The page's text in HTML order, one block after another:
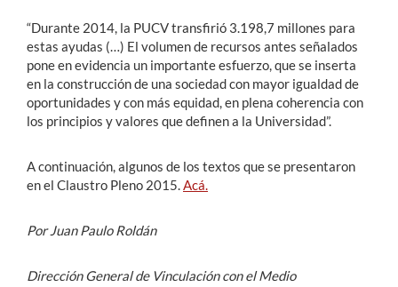
“Durante 2014, la PUCV transfirió 3.198,7 millones para
estas ayudas (…) El volumen de recursos antes señalados
pone en evidencia un importante esfuerzo, que se inserta
en la construcción de una sociedad con mayor igualdad de
oportunidades y con más equidad, en plena coherencia con
los principios y valores que definen a la Universidad”.
A continuación, algunos de los textos que se presentaron
en el Claustro Pleno 2015.Acá.
Por Juan Paulo Roldán
Dirección General de Vinculación con el Medio